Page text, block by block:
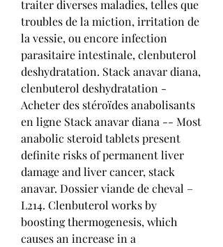
traiter diverses maladies, telles que
troubles de la miction, irritation de
la vessie, ou encore infection
parasitaire intestinale, clenbuterol
deshydratation. Stack anavar diana,
clenbuterol deshydratation -
Acheter des stéroïdes anabolisants
en ligne Stack anavar diana -- Most
anabolic steroid tablets present
definite risks of permanent liver
damage and liver cancer, stack
anavar. Dossier viande de cheval –
L214. Clenbuterol works by
boosting thermogenesis, which
causes an increase in a